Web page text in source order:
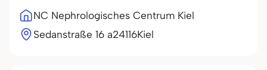
NC Nephrologisches Centrum Kiel
Sedanstraße 16 a24116Kiel